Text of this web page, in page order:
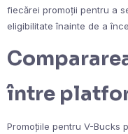
fiecărei promoții pentru a
eligibilitate înainte de a
între
Promoțiile pentru V-Bucks